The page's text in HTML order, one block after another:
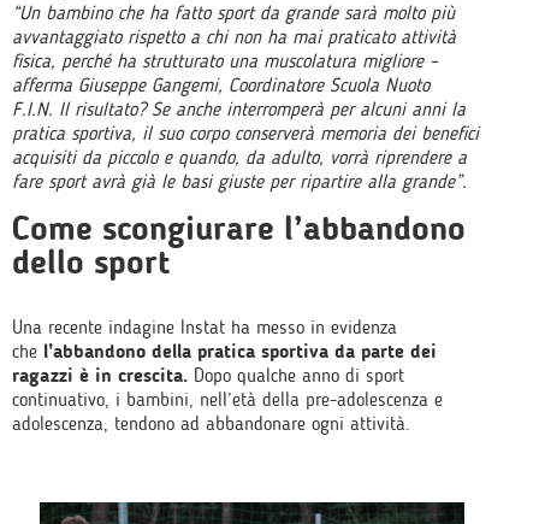
“Un bambino che ha fatto sport da grande sarà molto più
avvantaggiato rispetto a chi non ha mai praticato attività
fisica, perché ha strutturato una muscolatura migliore –
afferma Giuseppe Gangemi, Coordinatore Scuola Nuoto
F.I.N. Il risultato? Se anche interromperà per alcuni anni la
pratica sportiva, il suo corpo conserverà memoria dei benefici
acquisiti da piccolo e quando, da adulto, vorrà riprendere a
fare sport avrà già le basi giuste per ripartire alla grande”.
Come scongiurare l’abbandono
dello sport
Una recente indagine Instat ha messo in evidenza
che l’abbandono della pratica sportiva da parte dei
ragazzi è in crescita. Dopo qualche anno di sport
continuativo, i bambini, nell’età della pre-adolescenza e
adolescenza, tendono ad abbandonare ogni attività.